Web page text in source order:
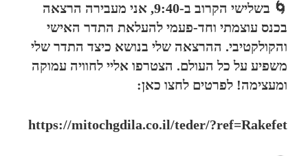
🌀 בשלישי הקרוב ב-9:40, אני מעבירה הרצאה
בכנס עוצמתי וחד-פעמי להעלאת התדר האישי
והקולקטיבי. ההרצאה שלי בנושא כיצד התדר שלי
משפיע על כל העולם. הצטרפו אליי לחוויה עמוקה
ומעצימה! לפרטים לחצו כאן:
https://mitochgdila.co.il/teder/?ref=Rakefet